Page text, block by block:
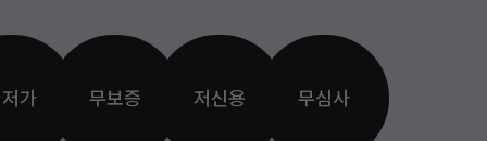
가 무보증 저신용 무심사